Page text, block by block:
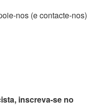
nos (e contacte-nos)
inscreva-se no